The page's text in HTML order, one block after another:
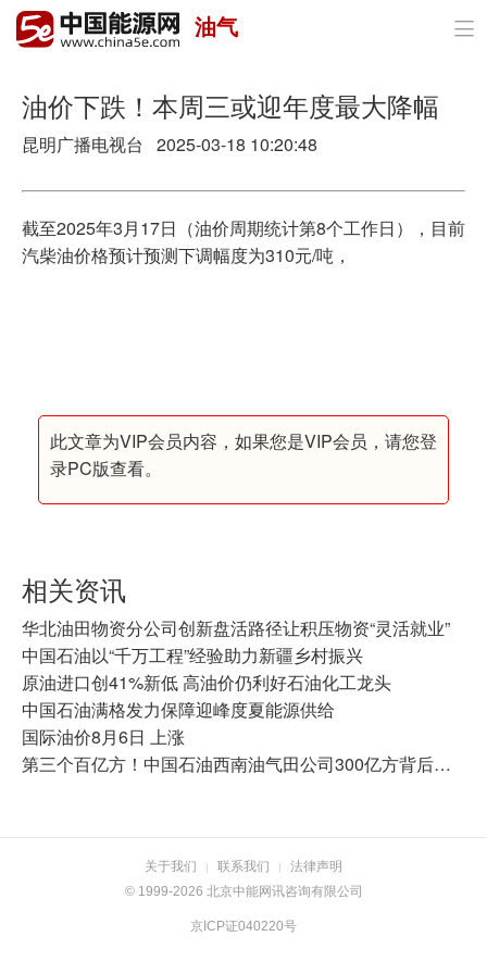
首页
政策与经济
油气
煤炭
电力
油气 
油价下跌！本周三或迎年度最大降幅
昆明广播电视台 2025-03-18 10:20:48
截至2025年3月17日（油价周期统计第8个工作日），目前
汽柴油价格预计预测下调幅度为310元/吨，
此文章为VIP会员内容，如果您是VIP会员，请您登
录PC版查看。
相关资讯
华北油田物资分公司创新盘活路径让积压物资“灵活就业”
中国石油以“千万工程”经验助力新疆乡村振兴
原油进口创41%新低 高油价仍利好石油化工龙头
中国石油满格发力保障迎峰度夏能源供给
国际油价8月6日 上涨
第三个百亿方！中国石油西南油气田公司300亿方背后的“攻守道”
关于我们 | 联系我们 |
法律声明
© 1999-2026 北京中能网讯咨询有限公司
京ICP证040220号